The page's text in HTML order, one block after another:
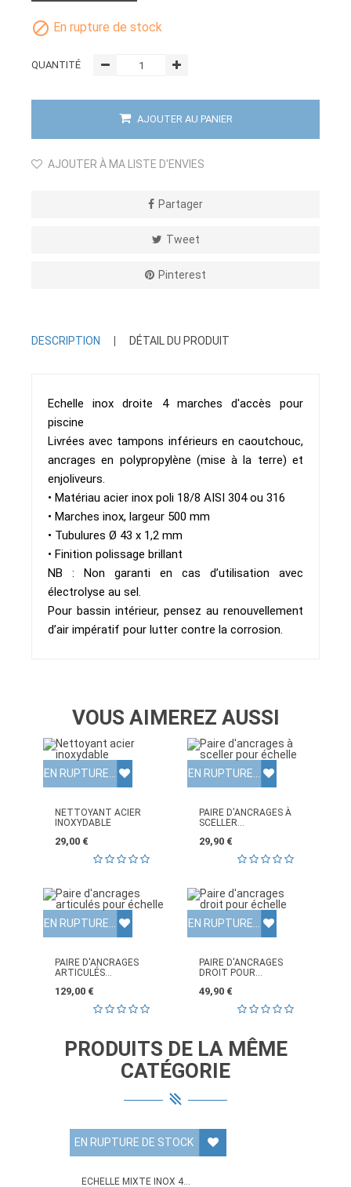
 En rupture de stock
QUANTITÉ
AJOUTER AU PANIER
AJOUTER À MA LISTE D'ENVIES
Partager
Tweet
Pinterest
DESCRIPTION DÉTAIL DU PRODUIT
Echelle inox droite 4 marches d'accès pour
piscine
Livrées avec tampons inférieurs en caoutchouc,
ancrages en polypropylène (mise à la terre) et
enjoliveurs.
• Matériau acier inox poli 18/8 AISI 304 ou 316
• Marches inox, largeur 500 mm
• Tubulures Ø 43 x 1,2 mm
• Finition polissage brillant
NB : Non garanti en cas d’utilisation avec
électrolyse au sel.
Pour bassin intérieur, pensez au renouvellement
d’air impératif pour lutter contre la corrosion.
VOUS AIMEREZ AUSSI
EN RUPTURE DE STOCK
NETTOYANT ACIER
INOXYDABLE
29,00 €
EN RUPTURE DE STOCK
PAIRE D'ANCRAGES À
SCELLER...
29,90 €
EN RUPTURE DE STOCK
PAIRE D'ANCRAGES
ARTICULÉS...
129,00 €
EN RUPTURE DE STOCK
PAIRE D'ANCRAGES
DROIT POUR...
49,90 €
PRODUITS DE LA MÊME
CATÉGORIE
EN RUPTURE DE STOCK
ECHELLE MIXTE INOX 4...